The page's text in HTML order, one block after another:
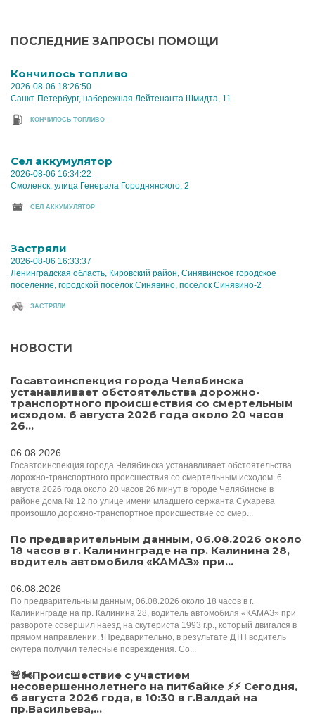
ПОСЛЕДНИЕ ЗАПРОСЫ ПОМОЩИ
Кончилось топливо
2026-08-06 18:26:50
Санкт-Петербург, набережная Лейтенанта Шмидта, 11
КОНЧИЛОСЬ ТОПЛИВО
Cел аккумулятор
2026-08-06 16:34:22
Смоленск, улица Генерала Городнянского, 2
CЕЛ АККУМУЛЯТОР
Застряли
2026-08-06 16:33:37
Ленинградская область, Кировский район, Синявинское городское
поселение, городской посёлок Синявино, посёлок Синявино-2
ЗАСТРЯЛИ
НОВОСТИ
Госавтоинспекция города Челябинска
устанавливает обстоятельства дорожно-
транспортного происшествия со смертельным
исходом. 6 августа 2026 года около 20 часов
26...
06.08.2026
Госавтоинспекция города Челябинска устанавливает обстоятельства
дорожно-транспортного происшествия со смертельным исходом. 6
августа 2026 года около 20 часов 26 минут в городе Челябинске в
районе дома № 12 по улице имени младшего сержанта Сухарева
произошло дорожно-транспортное происшествие со смер...
По предварительным данным, 06.08.2026 около
18 часов в г. Калининграде на пр. Калинина 28,
водитель автомобиля «КАМАЗ» при...
06.08.2026
По предварительным данным, 06.08.2026 около 18 часов в г.
Калининграде на пр. Калинина 28, водитель автомобиля «КАМАЗ» при
развороте совершил наезд на скутериста 1993 г.р., который двигался в
прямом направлении. ❗️Предварительно, в результате ДТП водитель
скутера получил телесные повреждения. Со...
🚨🏍Происшествие с участием
несовершеннолетнего на питбайке ⚡️⚡️️ Сегодня,
6 августа 2026 года, в 10:30 в г.Валдай на
пр.Васильева,...